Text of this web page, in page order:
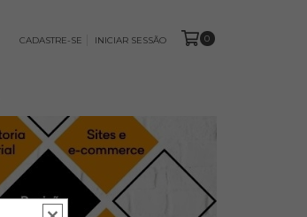
CADASTRE-SE INICIAR SESSÃO 0